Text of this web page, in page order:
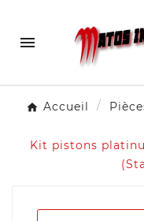

Accueil
Kit pistons